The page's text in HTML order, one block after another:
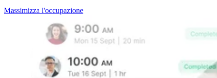
Massimizza l'occupazione